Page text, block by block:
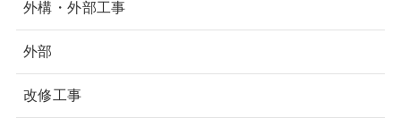
外構・外部工事
外部
改修工事